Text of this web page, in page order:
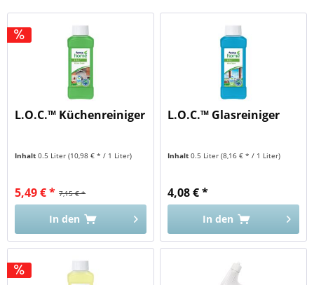
L.O.C.™ Küchenreiniger
Inhalt0.5 Liter(10,98 € * / 1 Liter)
7,15 € *
5,49 € *
In den
L.O.C.™ Glasreiniger
Inhalt0.5 Liter(8,16 € * / 1 Liter)
4,08 € *
In den